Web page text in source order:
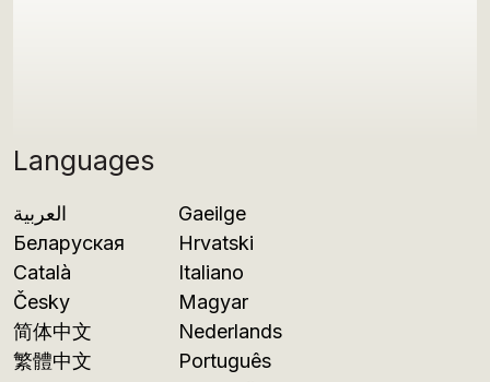
Languages
العربية
Беларуская
Català
Česky
简体中文
繁體中文
Gaeilge
Hrvatski
Italiano
Magyar
Nederlands
Português